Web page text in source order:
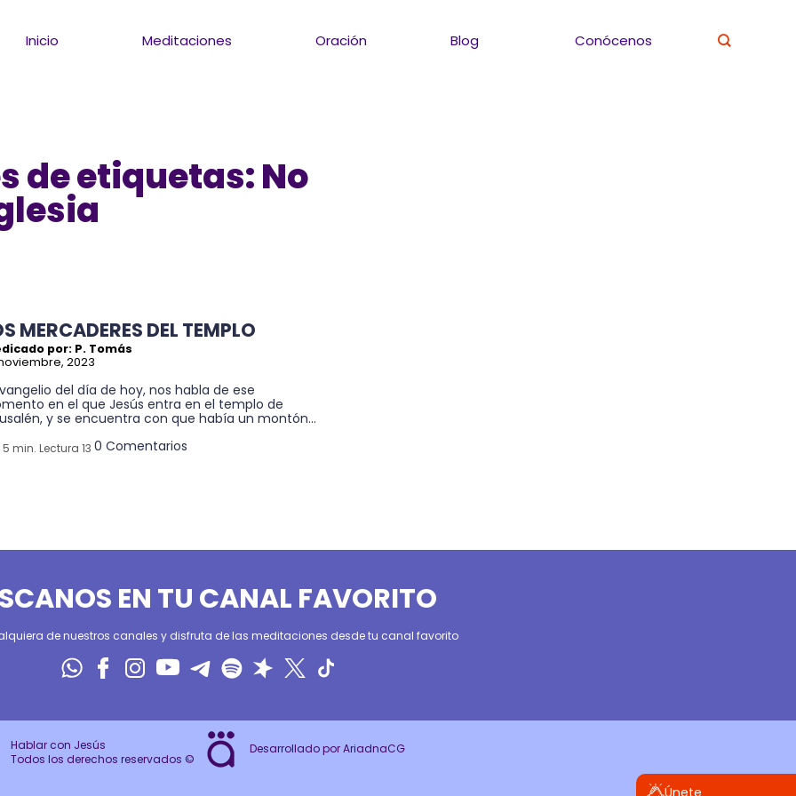
Inicio Meditaciones Oración Blog Conócenos
de etiquetas: No
MERCADERES DEL TEMPLO
por: P. Tomás
2023
del día de hoy, nos habla de ese
en el que Jesús entra en el templo de
y se encuentra con que había un montón...
5 min. Lectura 13 0 Comentarios
EN TU CANAL FAVORITO
de nuestros canales y disfruta de las meditaciones desde tu canal favorito
Hablar con Jesús
Todos los derechos reservados ©
Desarrollado por AriadnaCG
Únete